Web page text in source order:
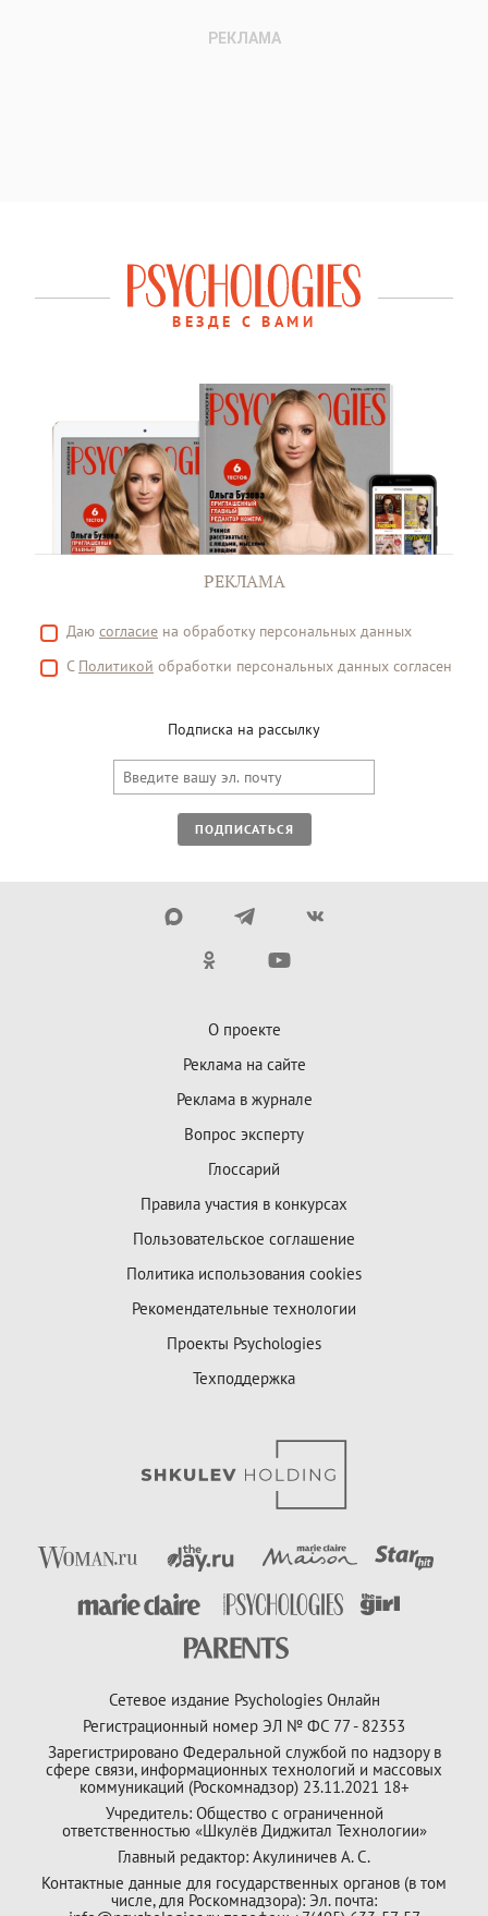
ВЕЗДЕ С ВАМИ
РЕКЛАМА
Даю согласие на обработку персональных данных
С Политикой обработки персональных данных согласен
Подписка на рассылку
ПОДПИСАТЬСЯ
О проекте
Реклама на сайте
Реклама в журнале
Вопрос эксперту
Глоссарий
Правила участия в конкурсах
Пользовательское соглашение
Политика использования cookies
Рекомендательные технологии
Проекты Psychologies
Техподдержка
Сетевое издание Psychologies Онлайн
Регистрационный номер ЭЛ № ФС 77 - 82353
Зарегистрировано Федеральной службой по надзору в
сфере связи, информационных технологий и массовых
коммуникаций (Роскомнадзор) 23.11.2021 18+
Учредитель: Общество с ограниченной
ответственностью «Шкулёв Диджитал Технологии»
Главный редактор: Акулиничев А. С.
Контактные данные для государственных органов (в том
числе, для Роскомнадзора): Эл. почта: